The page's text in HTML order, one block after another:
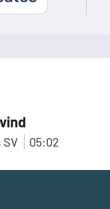
SV 05:02